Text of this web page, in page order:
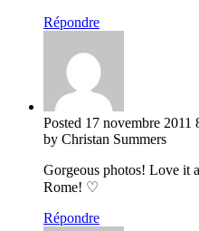
Répondre
Posted 17 novembre 2011
by Christan Summers
Gorgeous photos! Love it
Rome! ♡
Répondre